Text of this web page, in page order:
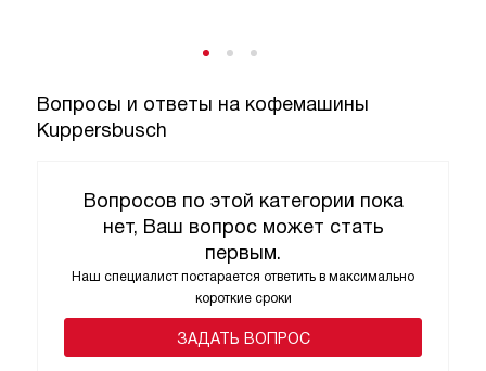
Вопросы и ответы на кофемашины
Kuppersbusch
Вопросов по этой категории пока
нет, Ваш вопрос может стать
первым.
Наш специалист постарается ответить в максимально
короткие сроки
ЗАДАТЬ ВОПРОС